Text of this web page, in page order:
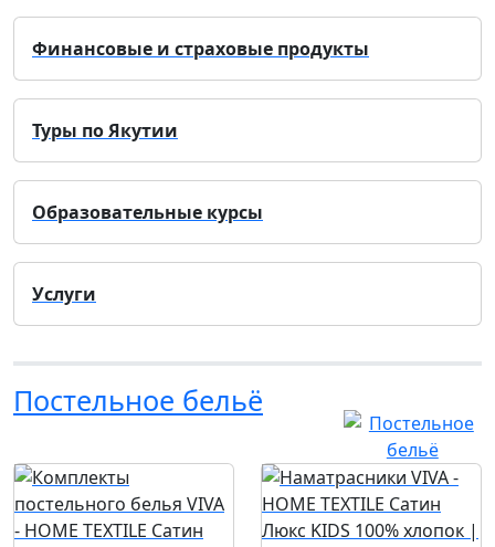
Финансовые и страховые продукты
Туры по Якутии
Образовательные курсы
Услуги
Постельное бельё